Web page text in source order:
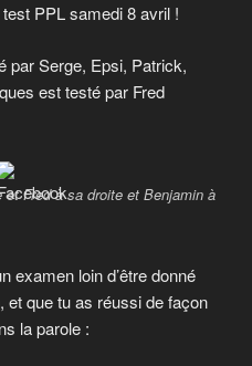
PPL samedi 8 avril !
par Serge, Epsi, Patrick,
est testé par Fred
Fred à sa droite et Benjamin à
examen loin d’être donné
que tu as réussi de façon
la parole :